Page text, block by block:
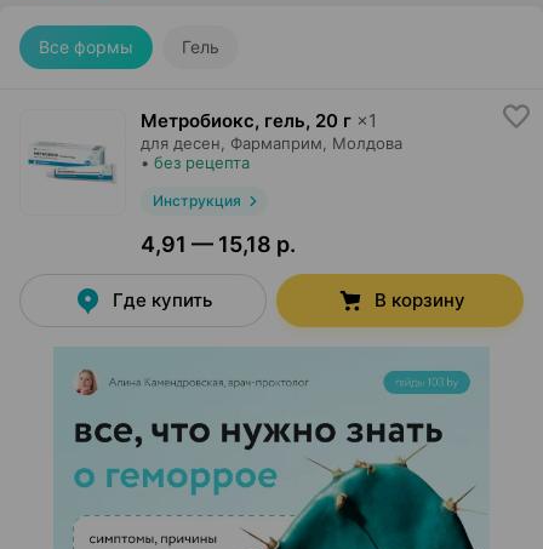
Все формы Гель
Метробиокс, гель, 20 г ×1
для десен, Фармаприм , Молдова
• без рецепта
Инструкция
4,91 — 15,18 р.
Где купить В корзину